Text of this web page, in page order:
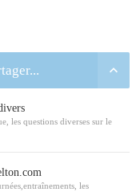
les questions diverses sur le
les